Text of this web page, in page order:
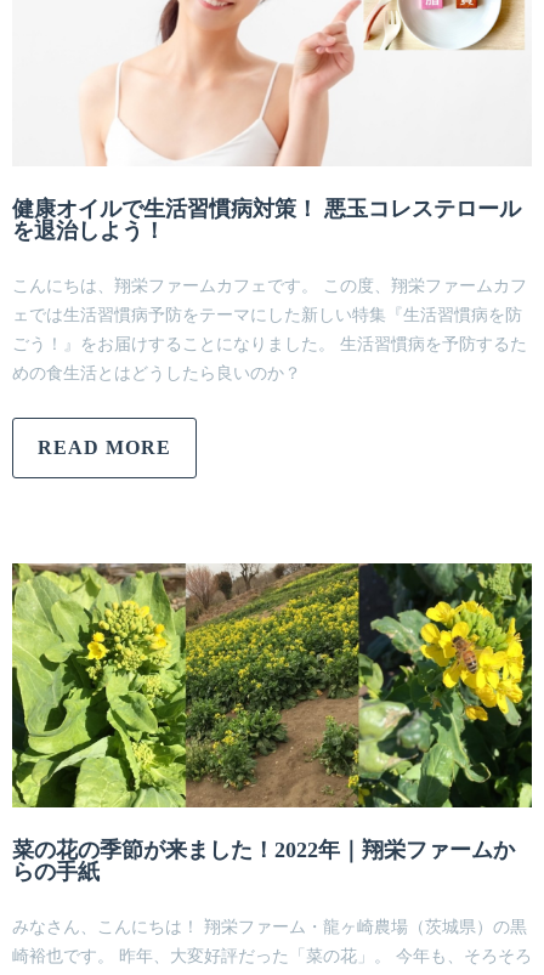
健康オイルで生活習慣病対策！ 悪玉コレステロール
を退治しよう！
こんにちは、翔栄ファームカフェです。 この度、翔栄ファームカフ
ェでは生活習慣病予防をテーマにした新しい特集『生活習慣病を防
ごう！』をお届けすることになりました。 生活習慣病を予防するた
めの食生活とはどうしたら良いのか？
READ MORE
菜の花の季節が来ました！2022年｜翔栄ファームか
らの手紙
みなさん、こんにちは！ 翔栄ファーム・龍ヶ崎農場（茨城県）の黒
崎裕也です。 昨年、大変好評だった「菜の花」。 今年も、そろそろ